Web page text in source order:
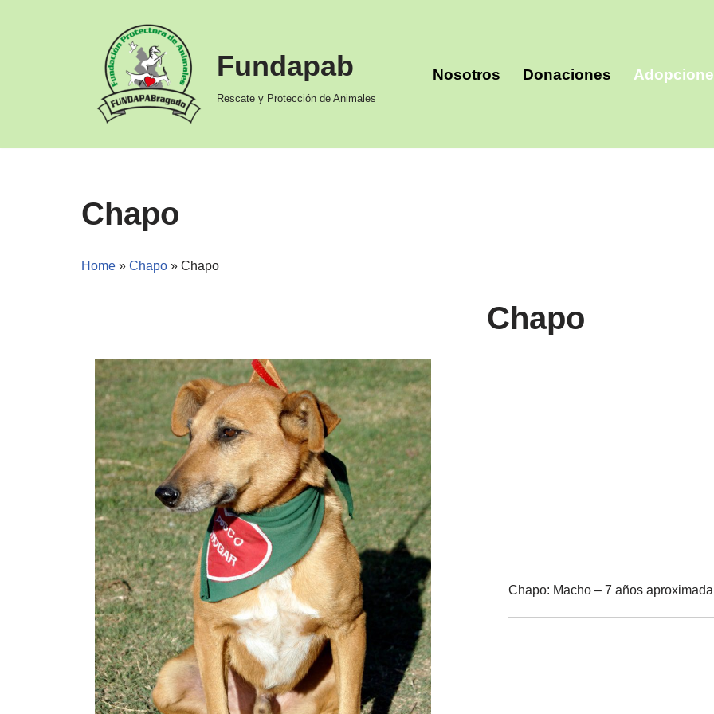
Fundapab
Rescate y Protección de Animales
Nosotros Donaciones
Chapo
Home » Chapo » Chapo
Chapo
Chapo: Macho – 7 años